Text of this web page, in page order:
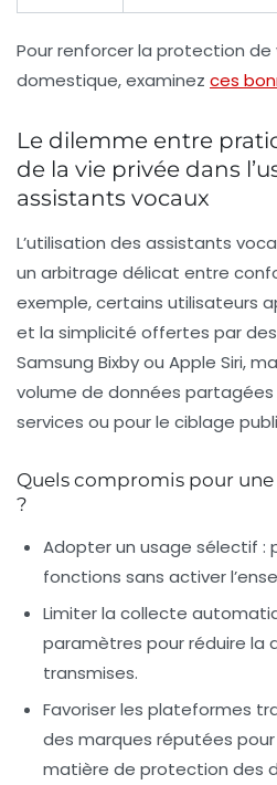
Pour renforcer la protection de
domestique, examinez ces
Le dilemme entre
de la vie privée dans
assistants vocaux
L’utilisation des assistants
un arbitrage délicat entre
exemple, certains utilisateurs
et la simplicité offertes par
Samsung Bixby ou Apple Siri,
volume de données partagées
services ou pour le ciblage
Quels compromis pour
?
Adopter un usage sélectif :
fonctions sans activer
Limiter la collecte
paramètres pour réduire la
transmises.
Favoriser les plateformes
des marques réputées
matière de protection des